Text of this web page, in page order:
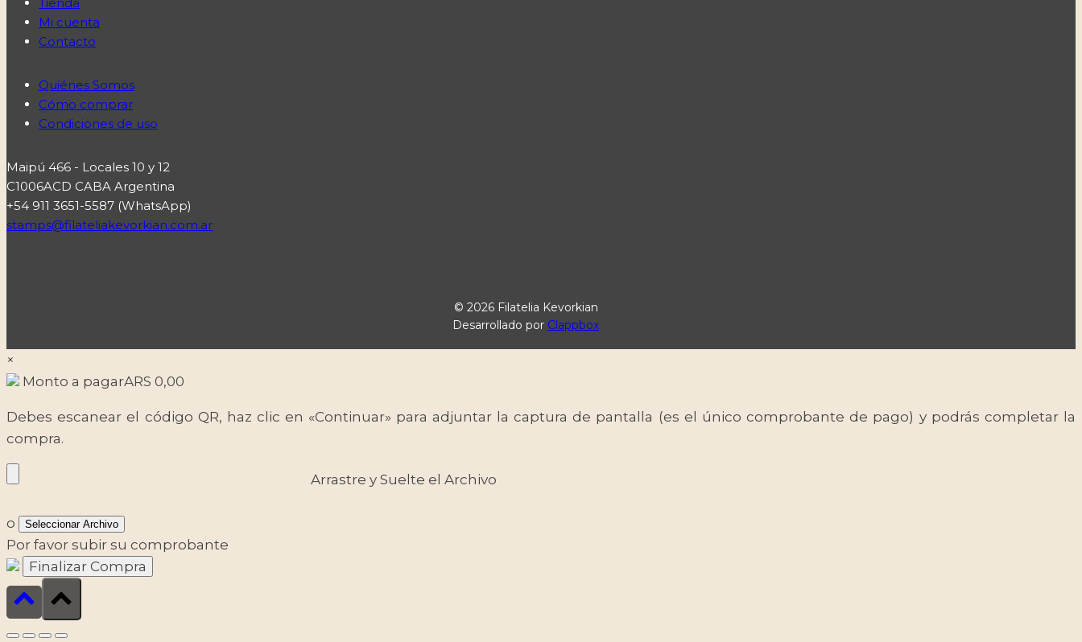
Mi cuenta
Contacto
Quiénes Somos
Cómo comprar
Condiciones de uso
Maipú 466 - Locales 10 y 12
C1006ACD CABA Argentina
+54 911 3651-5587 (WhatsApp)
stamps@filateliakevorkian.com.ar
© 2026 Filatelia Kevorkian
Desarrollado por Clappbox
×
Monto a pagarARS 0,00
Debes escanear el código QR, haz clic en «Continuar» para adjuntar la captura de pantalla (es el único comprobante de pago) y podrás completar la
compra.
Arrastre y Suelte el Archivo
o Seleccionar Archivo
Por favor subir su comprobante